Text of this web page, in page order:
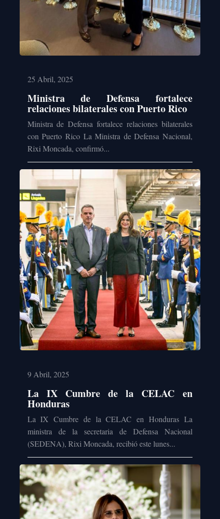
25 Abril, 2025
Ministra de Defensa fortalece
relaciones bilaterales con Puerto Rico
Ministra de Defensa fortalece relaciones bilaterales
con Puerto Rico La Ministra de Defensa Nacional,
Rixi Moncada, confirmó...
9 Abril, 2025
La IX Cumbre de la CELAC en
Honduras
La IX Cumbre de la CELAC en Honduras La
ministra de la secretaria de Defensa Nacional
(SEDENA), Rixi Moncada, recibió este lunes...